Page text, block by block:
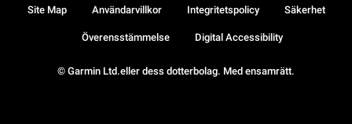
© Garmin Ltd.eller dess dotterbolag. Med ensamrätt.
Site Map Användarvillkor Integritetspolicy Säkerhet
Överensstämmelse Digital Accessibility